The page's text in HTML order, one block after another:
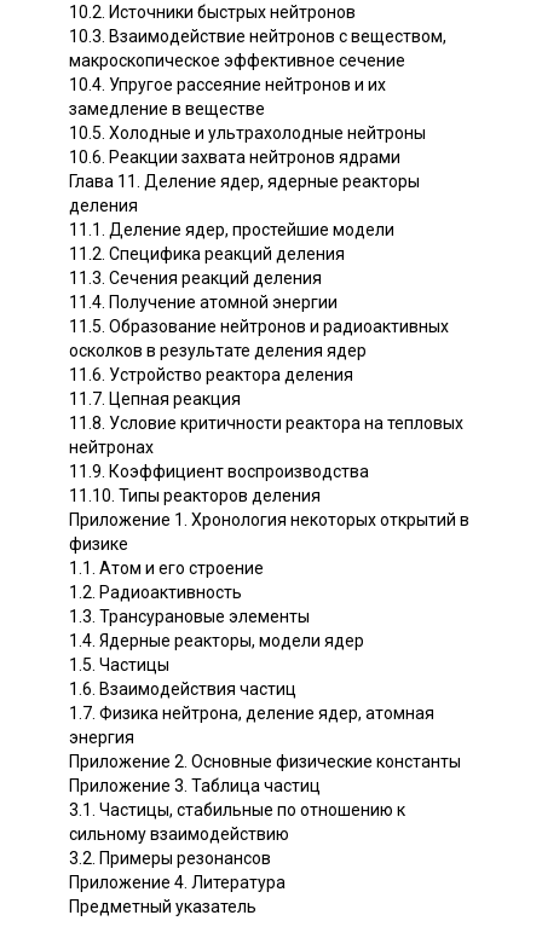
10.2. Источники быстрых нейтронов
10.3. Взаимодействие нейтронов с веществом,
макроскопическое эффективное сечение
10.4. Упругое рассеяние нейтронов и их
замедление в веществе
10.5. Холодные и ультрахолодные нейтроны
10.6. Реакции захвата нейтронов ядрами
Глава 11. Деление ядер, ядерные реакторы
деления
11.1. Деление ядер, простейшие модели
11.2. Специфика реакций деления
11.3. Сечения реакций деления
11.4. Получение атомной энергии
11.5. Образование нейтронов и радиоактивных
осколков в результате деления ядер
11.6. Устройство реактора деления
11.7. Цепная реакция
11.8. Условие критичности реактора на тепловых
нейтронах
11.9. Коэффициент воспроизводства
11.10. Типы реакторов деления
Приложение 1. Хронология некоторых открытий в
физике
1.1. Атом и его строение
1.2. Радиоактивность
1.3. Трансурановые элементы
1.4. Ядерные реакторы, модели ядер
1.5. Частицы
1.6. Взаимодействия частиц
1.7. Физика нейтрона, деление ядер, атомная
энергия
Приложение 2. Основные физические константы
Приложение 3. Таблица частиц
3.1. Частицы, стабильные по отношению к
сильному взаимодействию
3.2. Примеры резонансов
Приложение 4. Литература
Предметный указатель